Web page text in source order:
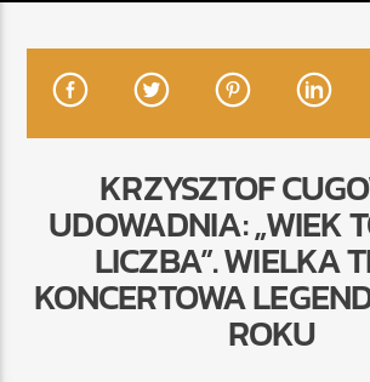
TERAZ
RADIO STREFA MUZY
Radio Strefa Muzy
KRZYSZTOF
UDOWADNIA: „WIEK
LICZBA”. WIELKA
KONCERTOWA
ROKU